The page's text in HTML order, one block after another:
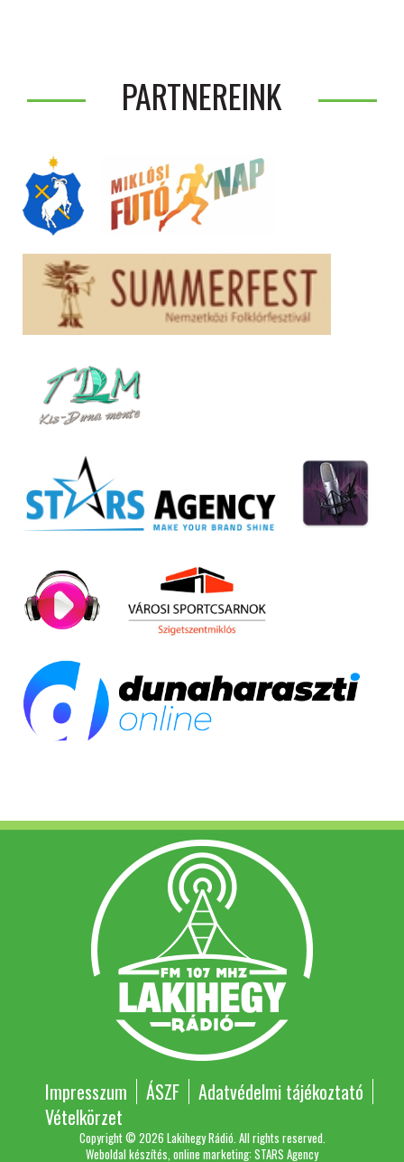
PARTNEREINK
Impresszum ÁSZF
Adatvédelmi tájékoztató
Vételkörzet
Copyright © 2026 Lakihegy Rádió. All rights reserved.
Weboldal készítés, online marketing: STARS Agency